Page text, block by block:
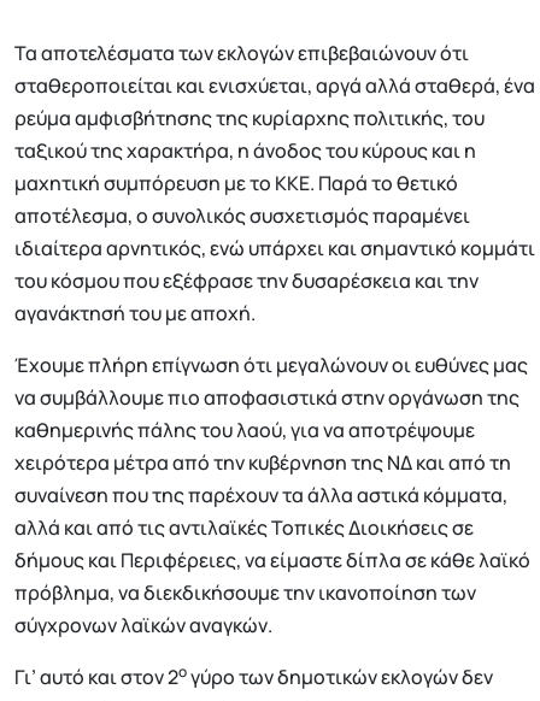
Τα αποτελέσματα των εκλογών επιβεβαιώνουν ότι
σταθεροποιείται και ενισχύεται, αργά αλλά σταθερά, ένα
ρεύμα αμφισβήτησης της κυρίαρχης πολιτικής, του
ταξικού της χαρακτήρα, η άνοδος του κύρους και η
μαχητική συμπόρευση με το ΚΚΕ. Παρά το θετικό
αποτέλεσμα, ο συνολικός συσχετισμός παραμένει
ιδιαίτερα αρνητικός, ενώ υπάρχει και σημαντικό κομμάτι
του κόσμου που εξέφρασε την δυσαρέσκεια και την
αγανάκτησή του με αποχή.
Έχουμε πλήρη επίγνωση ότι μεγαλώνουν οι ευθύνες μας
να συμβάλλουμε πιο αποφασιστικά στην οργάνωση της
καθημερινής πάλης του λαού, για να αποτρέψουμε
χειρότερα μέτρα από την κυβέρνηση της ΝΔ και από τη
συναίνεση που της παρέχουν τα άλλα αστικά κόμματα,
αλλά και από τις αντιλαϊκές Τοπικές Διοικήσεις σε
δήμους και Περιφέρειες, να είμαστε δίπλα σε κάθε λαϊκό
πρόβλημα, να διεκδικήσουμε την ικανοποίηση των
σύγχρονων λαϊκών αναγκών.
Γι’ αυτό και στον 2ογύρο των δημοτικών εκλογών δεν